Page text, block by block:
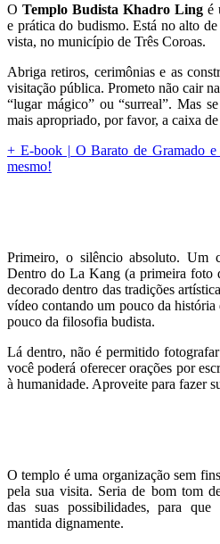
O Templo Budista Khadro Ling é
e prática do budismo. Está no alto
vista, no município de Três Coroas.
Abriga retiros, cerimônias e as
visitação pública. Prometo não cair
“lugar mágico” ou “surreal”. Mas
mais apropriado, por favor, a caixa
+ E-book | O Barato de Gramado
mesmo!
Primeiro, o silêncio absoluto. Um
Dentro do La Kang (a primeira foto
decorado dentro das tradições
vídeo contando um pouco da
pouco da filosofia budista.
Lá dentro, não é permitido
você poderá oferecer orações por
à humanidade. Aproveite para fazer
O templo é uma organização sem
pela sua visita. Seria de bom tom
das suas possibilidades, para
mantida dignamente.